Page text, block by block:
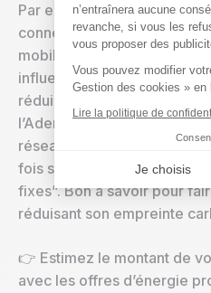
Par exemple, chez soi, il
connecter en Wi-Fi plutôt
mobile haut débit de type
influence votre
réduire la pollution
l’Ademe explique que
réseaux mobiles a une
fois supérieure au même
fixes”. Bon à savoir pour
réduisant son empreinte
👉 Estimez le montant de
avec les offres d’énergie
n’entraînera aucune
revanche, si vous les
vous proposer des
Vous pouvez modifier
Gestion des cookies » en
Lire la politique de
Je choisis